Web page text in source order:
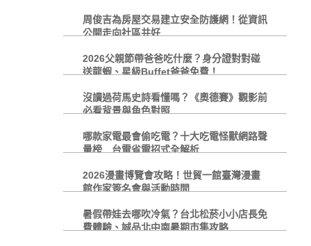
周俊吉為房屋交易建立安全防護網！從資訊
公開走向社區共好
2026父親節帶爸爸吃什麼？身分證對對碰
送龍蝦、星級Buffet爸爸免費！
沒讀過荷馬史詩看懂嗎？《奧德賽》觀影前
必看背景與角色對照
哪款家電最會偷吃電？十大吃電怪獸網路聲
量榜 台電省電招式全解析
2026漫畫博覽會攻略！世貿一館臺灣漫畫
館作家簽名會與活動時間
暑假帶娃去哪吹冷氣？台北松菸小小店長免
費體驗、誠品北中南暑期市集攻略